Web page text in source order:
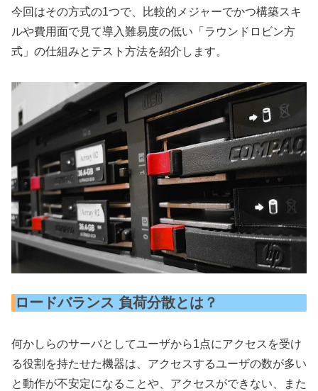
今回はその方式の1つで、比較的メジャーでかつ構築スキ
ルや費用面で見て導入難易度の低い「ラウンドロビン方
式」の仕組みとテスト方法を紹介します。
ロードバランス 負荷分散とは？
何かしらのサーバとしてユーザから1点にアクセスを受け
る役割を持たせた機器は、アクセスするユーザの数が多い
と動作が不安定になることや、アクセスができない、また